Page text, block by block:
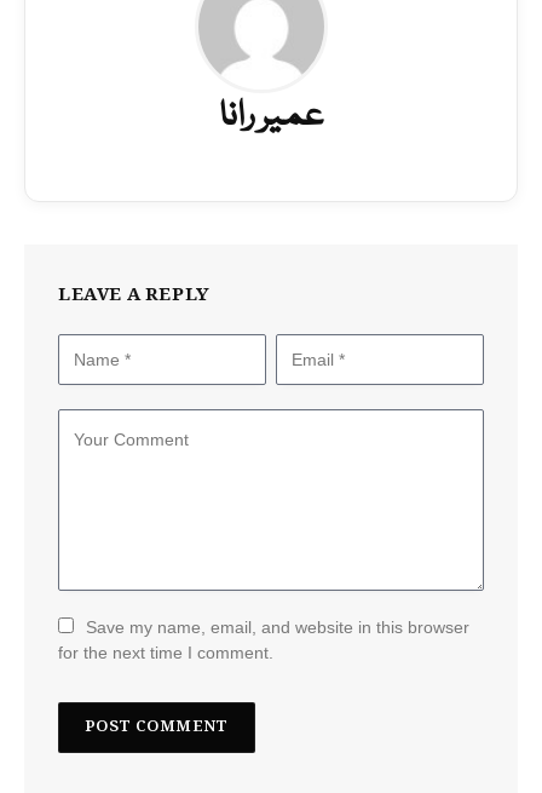
عمیر رانا
LEAVE A REPLY
Save my name, email, and website in this browser
for the next time I comment.